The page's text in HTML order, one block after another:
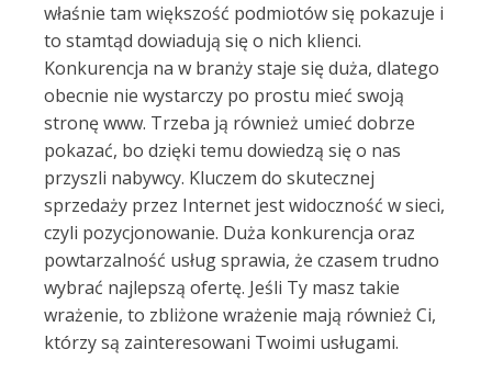
właśnie tam większość podmiotów się pokazuje i
to stamtąd dowiadują się o nich klienci.
Konkurencja na w branży staje się duża, dlatego
obecnie nie wystarczy po prostu mieć swoją
stronę www. Trzeba ją również umieć dobrze
pokazać, bo dzięki temu dowiedzą się o nas
przyszli nabywcy. Kluczem do skutecznej
sprzedaży przez Internet jest widoczność w sieci,
czyli pozycjonowanie. Duża konkurencja oraz
powtarzalność usług sprawia, że czasem trudno
wybrać najlepszą ofertę. Jeśli Ty masz takie
wrażenie, to zbliżone wrażenie mają również Ci,
którzy są zainteresowani Twoimi usługami.